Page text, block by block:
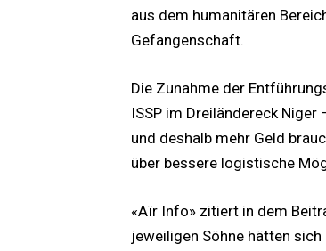
aus dem humanitären
Gefangenschaft.
Die Zunahme der
ISSP im Dreiländereck
und deshalb mehr Geld
über bessere logistische
«Aïr Info» zitiert in dem
jeweiligen Söhne hätten